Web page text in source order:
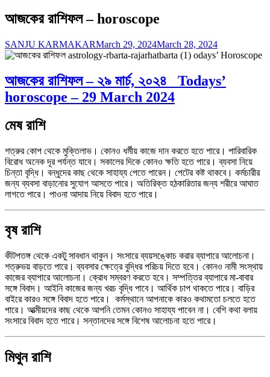
আজকের রাশিফল – horoscope
SANJU KARMAKARMarch 29, 2024March 28, 2024
আজকেররাশিফল– ২৯ মার্চ, ২০২৪ Todays’
horoscope – 29 March 2024
মেষ রাশি
শত্রুর কোপ থেকে মুক্তিলাভ। কোনও ধর্মীয় কাজে দান করতে হতে পারে। পারিবারিক
বিরোধ অনেক দূর পর্যন্ত যাবে। সকালের দিকে কোনও ক্ষতি হতে পারে। ব্যবসা নিয়ে
চিন্তা বৃদ্ধি। বন্ধুদের কাছ থেকে সাহায্য পেতে পারেন। পেটের কষ্ট থাকবে। কর্মচারীর
জন্য ব্যবসা বাড়ানোর সুযোগ আসতে পারে। অতিরিক্ত হঠকারিতার জন্য শরীরে আঘাত
লাগতে পারে। পাওনা আদায় নিয়ে বিবাদ হতে পারে।
বৃষ রাশি
কীটপতঙ্গ থেকে একটু সাবধান থাকুন। সংসারে ব্যয়সঙ্কোচ করার ব্যাপারে আলোচনা।
শত্রুভয় বাড়তে পারে। ব্যবসার ক্ষেত্রে বুদ্ধির পরিচয় দিতে হবে। কোনও নামী সংস্থায়
কাজের ব্যাপারে আলোচনা। ক্রোধ সম্বরণ করতে হবে। সম্পত্তির ব্যাপারে মা-বাবার
সঙ্গে বিবাদ। আইনি কাজের জন্য খরচ বৃদ্ধি পাবে। আর্থিক চাপ থাকতে পারে। বাড়ির
বাইরে কারও সঙ্গে বিবাদ হতে পারে। কর্মস্থানে আপনাকে কারও কথামতো চলতে হতে
পারে। আত্মীয়দের কাছ থেকে আপনি তেমন কোনও সাহায্য পাবেন না। বেশি কথা বলায়
সংসারে বিবাদ হতে পারে। সন্তানদের সঙ্গে বিশেষ আলোচনা হতে পারে।
মিথুন রাশি